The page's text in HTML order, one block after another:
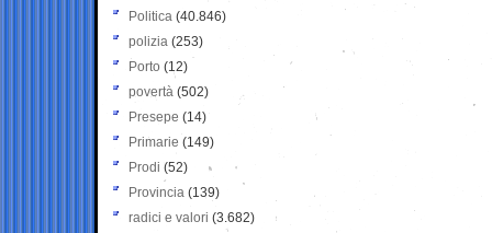
Politica (40.846)
polizia (253)
Porto (12)
povertà (502)
Presepe (14)
Primarie (149)
Prodi (52)
Provincia (139)
radici e valori (3.682)